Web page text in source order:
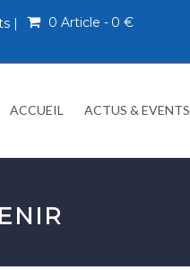
0 Article 0 €
|
ACCUEIL ACTUS & EVENTS